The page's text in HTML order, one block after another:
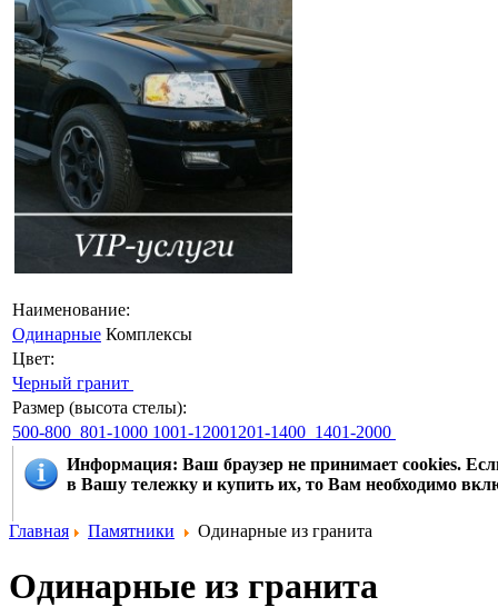
Наименование:
Одинарные Комплексы
Цвет:
Черный гранит
Размер (высота стелы):
500-800 801-1000 1001-12001201-1400 1401-2000
Информация: Ваш браузер не принимает cookies.
в Вашу тележку и купить их, то Вам необходимо
Главная Памятники Одинарные из гранита
Одинарные из гранита